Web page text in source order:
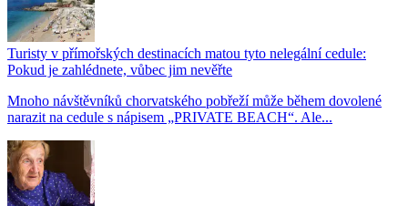
Turisty v přímořských destinacích matou tyto nelegální cedule:
Pokud je zahlédnete, vůbec jim nevěřte
Mnoho návštěvníků chorvatského pobřeží může během dovolené
narazit na cedule s nápisem „PRIVATE BEACH“. Ale...